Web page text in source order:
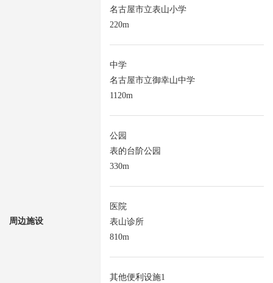
周边施设
名古屋市立表山小学
220m
中学
名古屋市立御幸山中学
1120m
公园
表的台阶公园
330m
医院
表山诊所
810m
其他便利设施1